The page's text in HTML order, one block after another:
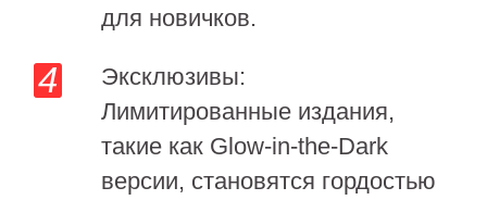
для новичков.
Эксклюзивы:
Лимитированные издания,
такие как Glow-in-the-Dark
версии, становятся гордостью